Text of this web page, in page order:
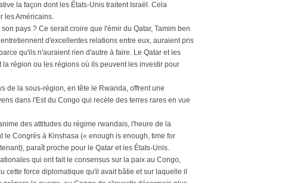
la façon dont les États-Unis traitent Israël. Cela
les Américains.
pays ? Ce serait croire que l'émir du Qatar, Tamim ben
d'excellentes relations entre eux, auraient pris
qu'ils n'auraient rien d'autre à faire. Le Qatar et les
région ou les régions où ils peuvent les investir pour
de la sous-région, en tête le Rwanda, offrent une
dans l'Est du Congo qui recèle des terres rares en vue
des attitudes du régime rwandais, l'heure de la
Congrès à Kinshasa (« enough is enough, time for
paraît proche pour le Qatar et les États-Unis.
qui ont fait le consensus sur la paix au Congo,
cette force diplomatique qu'il avait bâtie et sur laquelle il